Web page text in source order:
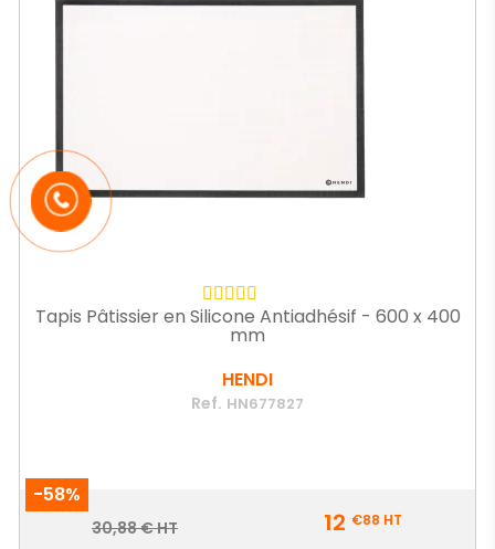
Tapis Pâtissier en Silicone Antiadhésif - 600 x 400
mm
HENDI
Ref. HN677827
-58%
Prix
Prix
30,88 € HT 12 €88 HT